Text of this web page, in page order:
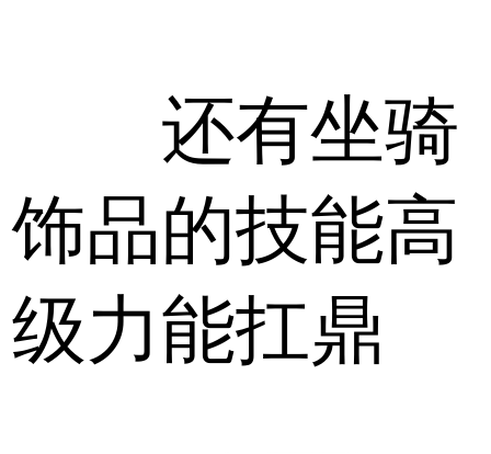
还有坐骑
饰品的技能高
级力能扛鼎